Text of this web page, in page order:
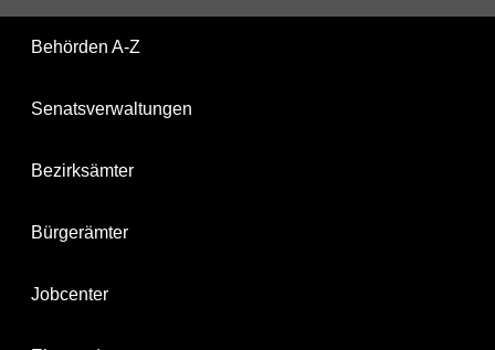
Behörden A-Z
Senatsverwaltungen
Bezirksämter
Bürgerämter
Jobcenter